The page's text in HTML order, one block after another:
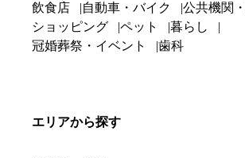
飲食店
自動車・バイク
公共機関
ショッピング
ペット
暮らし
冠婚葬祭・イベント
歯科
エリアから探す